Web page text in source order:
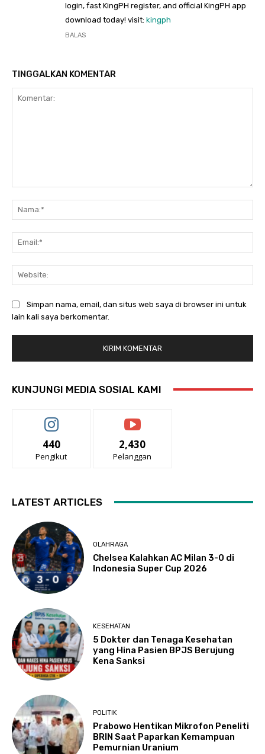
login, fast KingPH register, and official KingPH app
download today! visit: kingph
BALAS
TINGGALKAN KOMENTAR
Simpan nama, email, dan situs web saya di browser ini untuk
lain kali saya berkomentar.
KUNJUNGI MEDIA SOSIAL KAMI
440
Pengikut
2,430
Pelanggan
LATEST ARTICLES
OLAHRAGA
Chelsea Kalahkan AC Milan 3-0 di
Indonesia Super Cup 2026
KESEHATAN
5 Dokter dan Tenaga Kesehatan
yang Hina Pasien BPJS Berujung
Kena Sanksi
POLITIK
Prabowo Hentikan Mikrofon Peneliti
BRIN Saat Paparkan Kemampuan
Pemurnian Uranium